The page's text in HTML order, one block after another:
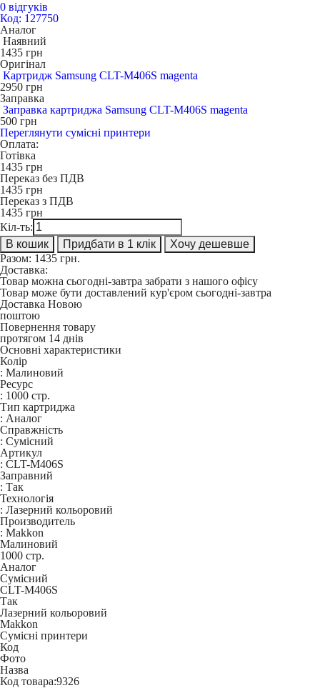
0 відгуків
Код: 127750
Аналог
Наявний
1435 грн
Оригінал
Картридж Samsung CLT-M406S magenta
2950 грн
Заправка
Заправка картриджа Samsung CLT-M406S magenta
500 грн
Переглянути сумісні принтери
Оплата:
Готівка
1435 грн
Переказ без ПДВ
1435 грн
Переказ з ПДВ
1435 грн
Кіл-ть:
В кошик
Придбати в 1 клік
Хочу дешевше
Разом: 1435 грн.
Доставка:
Товар можна сьогодні-завтра забрати з нашого офісу
Товар може бути доставлений кур'єром сьогодні-завтра
Доставка Новою
поштою
Повернення товару
протягом 14 днів
Основні характеристики
Колір
: Малиновий
Ресурс
: 1000 стр.
Тип картриджа
: Аналог
Справжність
: Сумісний
Артикул
: CLT-M406S
Заправний
: Так
Технологія
: Лазерний кольоровий
Производитель
: Makkon
Малиновий
1000 стр.
Аналог
Сумісний
CLT-M406S
Так
Лазерний кольоровий
Makkon
Сумісні принтери
Код
Фото
Назва
Код товара:9326